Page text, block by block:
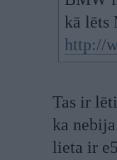
kā lēts
http://
Tas ir
ka
lieta ir